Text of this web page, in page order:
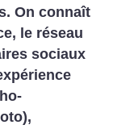
On connaît
le réseau
sociaux